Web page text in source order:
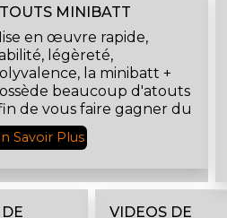
MINIBATT
en œuvre rapide,
légèreté,
la minibatt +
beaucoup d'atouts
de vous faire gagner du
et de l'argent.
Savoir Plus
VIDEOS DE